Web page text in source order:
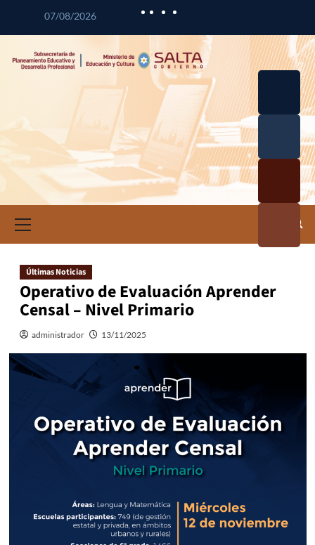
07/08/2026
Últimas Noticias
Operativo de Evaluación Aprender
Censal – Nivel Primario
administrador 13/11/2025
Curricul
Profesio
a
Investig
Educativ